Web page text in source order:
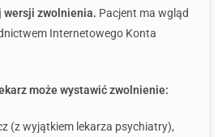
wersji zwolnienia. Pacjent ma wgląd
Internetowego Konta
może wystawić zwolnienie:
(z wyjątkiem lekarza psychiatry),